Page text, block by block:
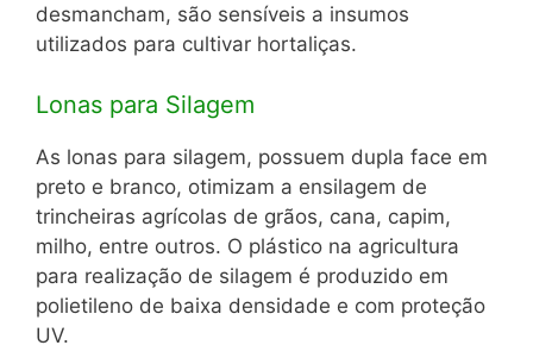
desmancham, são sensíveis a insumos
utilizados para cultivar hortaliças.
Lonas para Silagem
As lonas para silagem, possuem dupla face em
preto e branco, otimizam a ensilagem de
trincheiras agrícolas de grãos, cana, capim,
milho, entre outros. O plástico na agricultura
para realização de silagem é produzido em
polietileno de baixa densidade e com proteção
UV.